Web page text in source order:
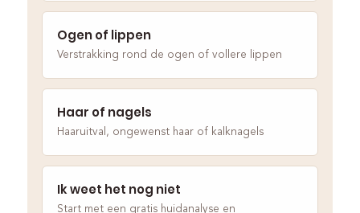
Ogen of lippen
Verstrakking rond de ogen of vollere lippen
Haar of nagels
Haaruitval, ongewenst haar of kalknagels
Ik weet het nog niet
Start met een gratis huidanalyse en